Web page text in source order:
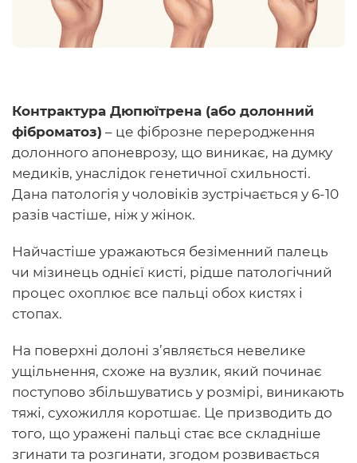
Контрактура Дюпюїтрена (або долонний
фіброматоз) – це фіброзне переродження
долонного апоневрозу, що виникає, на думку
медиків, унаслідок генетичної схильності.
Дана патологія у чоловіків зустрічається у 6-10
разів частіше, ніж у жінок.
Найчастіше уражаються безіменний палець
чи мізинець однієї кисті, рідше патологічний
процес охоплює все пальці обох кистях і
стопах.
На поверхні долоні з’являється невелике
ущільнення, схоже на вузлик, який починає
поступово збільшуватись у розмірі, виникають
тяжі, сухожилля коротшає. Це призводить до
того, що уражені пальці стає все складніше
згинати та розгинати, згодом розвивається